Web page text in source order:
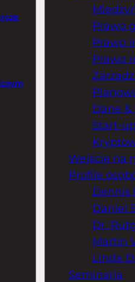
Prawo
Prawo
Prawo
Dane &
Start-
Wejście na
Profile
Dennis
Daniel
Dr.
Martin
Linda
Seminaria